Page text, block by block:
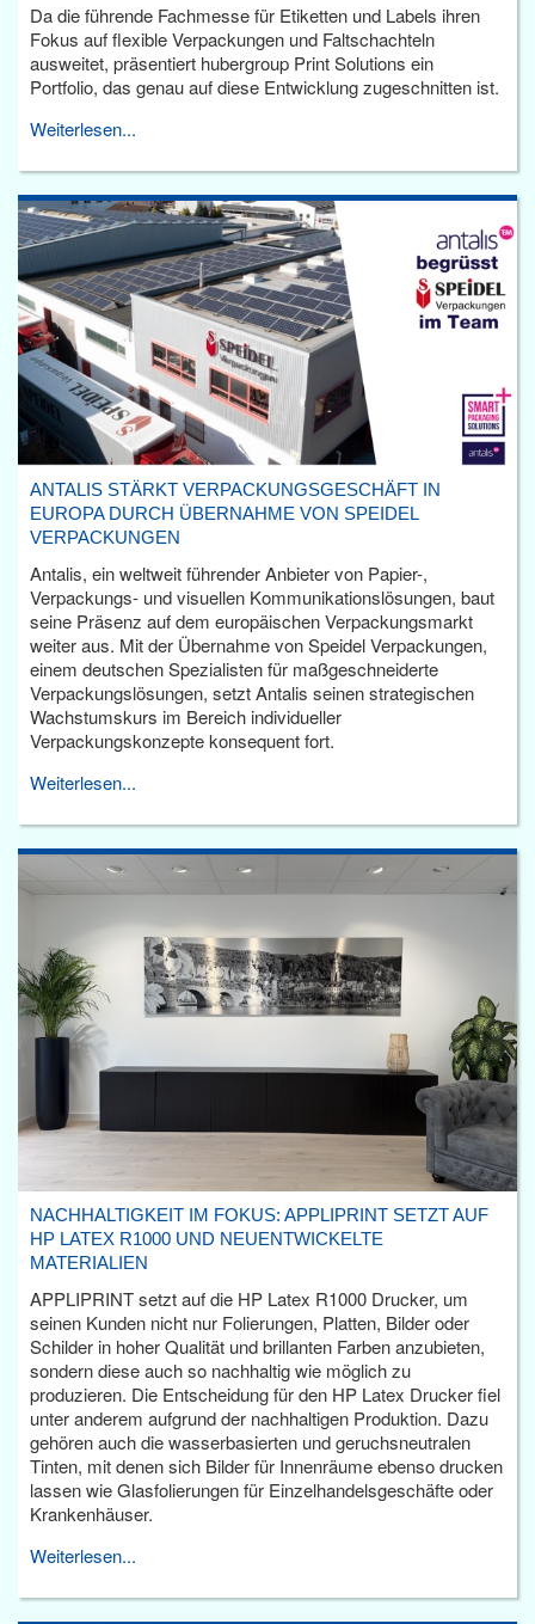
Da die führende Fachmesse für Etiketten und Labels ihren
Fokus auf flexible Verpackungen und Faltschachteln
ausweitet, präsentiert hubergroup Print Solutions ein
Portfolio, das genau auf diese Entwicklung zugeschnitten ist.
Weiterlesen...
ANTALIS STÄRKT VERPACKUNGSGESCHÄFT IN
EUROPA DURCH ÜBERNAHME VON SPEIDEL
VERPACKUNGEN
Antalis, ein weltweit führender Anbieter von Papier-,
Verpackungs- und visuellen Kommunikationslösungen, baut
seine Präsenz auf dem europäischen Verpackungsmarkt
weiter aus. Mit der Übernahme von Speidel Verpackungen,
einem deutschen Spezialisten für maßgeschneiderte
Verpackungslösungen, setzt Antalis seinen strategischen
Wachstumskurs im Bereich individueller
Verpackungskonzepte konsequent fort.
Weiterlesen...
NACHHALTIGKEIT IM FOKUS: APPLIPRINT SETZT AUF
HP LATEX R1000 UND NEUENTWICKELTE
MATERIALIEN
APPLIPRINT setzt auf die HP Latex R1000 Drucker, um
seinen Kunden nicht nur Folierungen, Platten, Bilder oder
Schilder in hoher Qualität und brillanten Farben anzubieten,
sondern diese auch so nachhaltig wie möglich zu
produzieren. Die Entscheidung für den HP Latex Drucker fiel
unter anderem aufgrund der nachhaltigen Produktion. Dazu
gehören auch die wasserbasierten und geruchsneutralen
Tinten, mit denen sich Bilder für Innenräume ebenso drucken
lassen wie Glasfolierungen für Einzelhandelsgeschäfte oder
Krankenhäuser.
Weiterlesen...